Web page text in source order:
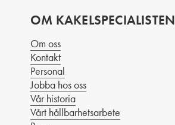
OM KAKELSPECIALISTEN
Om oss
Kontakt
Personal
Jobba hos oss
Vår historia
Vårt hållbarhetsarbete